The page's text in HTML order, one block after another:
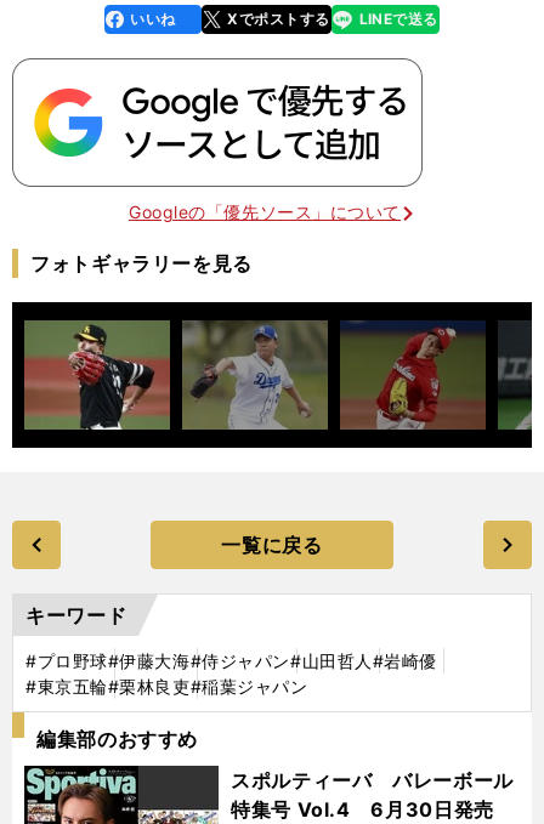
faceboo
k
いいね Xでポストする
line LINEで送る
Googleの「優先ソース」について
フォトギャラリーを見る
一覧に戻る
キーワード
#プロ野球#伊藤大海#侍ジャパン#山田哲人 #岩崎優
#東京五輪#栗林良吏#稲葉ジャパン
編集部のおすすめ
スポルティーバ バレーボール
特集号 Vol.4 6月30日発売